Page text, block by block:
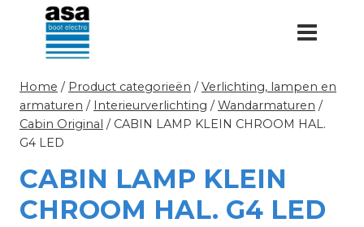
Doorgaan
inhoud
Home / Product categorieën / Verlichting, lampen en
armaturen / Interieurverlichting / Wandarmaturen /
Cabin Original / CABIN LAMP KLEIN CHROOM HAL.
G4 LED
CABIN LAMP KLEIN
CHROOM HAL. G4 LED